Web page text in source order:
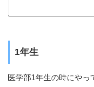
1年生
医学部1年生の時にやっ